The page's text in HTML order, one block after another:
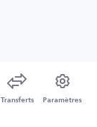
Transferts Paramètres